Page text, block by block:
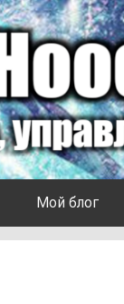
Мой блог